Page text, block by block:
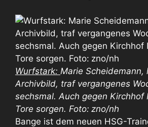
Wurfstark: Marie Scheidemann,
Archivbild, traf vergangenes
sechsmal. Auch gegen Kirchhof
Tore sorgen. Foto: zno/nh
Bange ist dem neuen HSG-